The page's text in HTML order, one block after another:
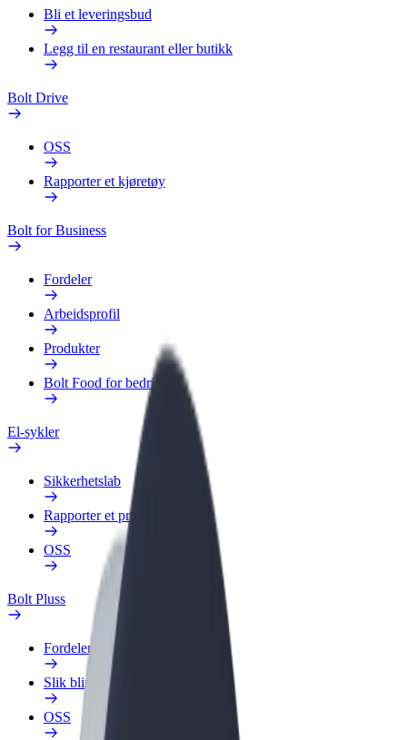
Bli et leveringsbud
Legg til en restaurant eller butikk
Bolt Drive
OSS
Rapporter et kjøretøy
Bolt for Business
Fordeler
Arbeidsprofil
Produkter
Bolt Food for bedrifter
El-sykler
Sikkerhetslab
Rapporter et problem
OSS
Bolt Pluss
Fordeler
Slik blir du med
OSS